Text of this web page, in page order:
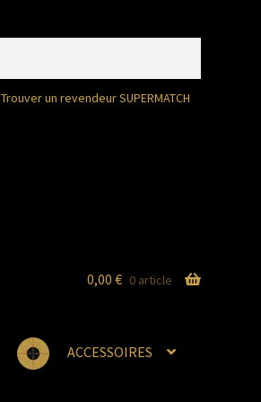
Trouver un revendeur SUPERMATCH
ACCESSOIRES
0,00 € 0 article